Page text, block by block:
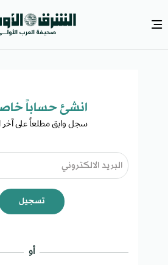
انشئ حساباً
سجل وابق مطلعاً على آخر
تسجيل
أو